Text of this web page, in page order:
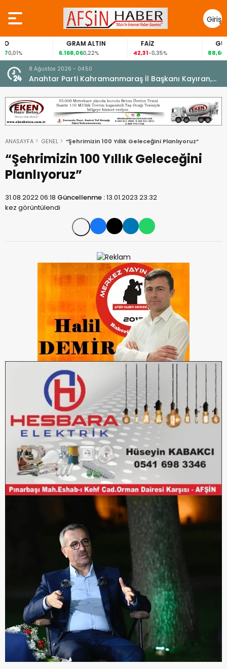
Giriş
Yap
6.168,06
FAİZ
42,31 88,60
8 Ağustos 2026 - 04:50
Anahtar Parti Kahramanmaraş İl Başkanı Kayıran,
Afşin Teşkilatı ile buluştu.
ANASAYFA GENEL “Şehrimizin 100 Yıllık Geleceğini Planlıyoruz”
“Şehrimizin 100 Yıllık Geleceğini
Planlıyoruz”
31.08.2022 06:18 Güncellenme :13.01.2023 23:32
kez görüntülendi